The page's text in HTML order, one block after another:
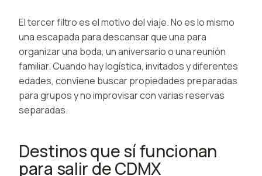
El tercer filtro es el motivo del viaje. No es lo mismo
una escapada para descansar que una para
organizar una boda, un aniversario o una reunión
familiar. Cuando hay logística, invitados y diferentes
edades, conviene buscar propiedades preparadas
para grupos y no improvisar con varias reservas
separadas.
Destinos que sí funcionan
para salir de CDMX